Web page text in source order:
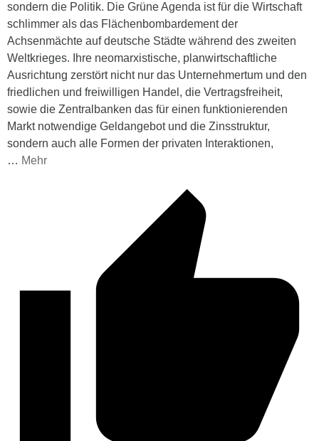
sondern die Politik. Die Grüne Agenda ist für die Wirtschaft
schlimmer als das Flächenbombardement der
Achsenmächte auf deutsche Städte während des zweiten
Weltkrieges. Ihre neomarxistische, planwirtschaftliche
Ausrichtung zerstört nicht nur das Unternehmertum und den
friedlichen und freiwilligen Handel, die Vertragsfreiheit,
sowie die Zentralbanken das für einen funktionierenden
Markt notwendige Geldangebot und die Zinsstruktur,
sondern auch alle Formen der privaten Interaktionen,
… Mehr